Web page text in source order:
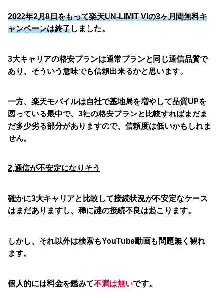
2022年2月8日をもって楽天UN-LIMIT VIの3ヶ月間無料キ
ャンペーンは終了しました。
3大キャリアの格安プランは通常プランと同じ通信品質で
あり、そういう意味でも信頼出来るかと思います。
一方、楽天モバイルは自社で基地局を増やして品質UPを
図っている最中で、3社の格安プランと比較すればまだま
だ多少劣る部分がありますので、信頼度は低いかもしれま
せん。
2,通信が不安定になりそう
確かに3大キャリアと比較して接続状況が不安定なケース
はまだありますし、稀に謎の接続不良は起こります。
しかし、それ以外は検索もYouTube動画も問題無く観れ
ます。
個人的には料金を鑑みて不満は無いです。